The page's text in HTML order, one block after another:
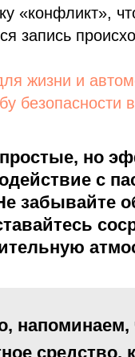
«конфликт»,
запись
жизни и
безопасности
но
с
забывайте
напоминаем,